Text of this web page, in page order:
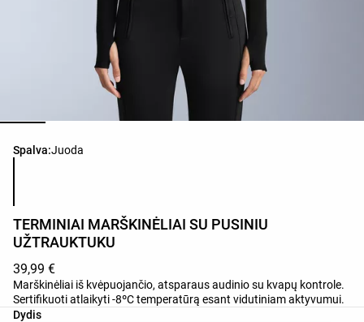
Spalva:Juoda
Produkto spalvų sąrašas
TERMINIAI MARŠKINĖLIAI SU PUSINIU
UŽTRAUKTUKU
39,99 €
Marškinėliai iš kvėpuojančio, atsparaus audinio su kvapų kontrole.
Sertifikuoti atlaikyti -8ºC temperatūrą esant vidutiniam aktyvumui.
Dydis
Produkto dydžių sąrašas